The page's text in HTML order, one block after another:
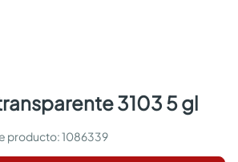
3103 5 gl
:1086339